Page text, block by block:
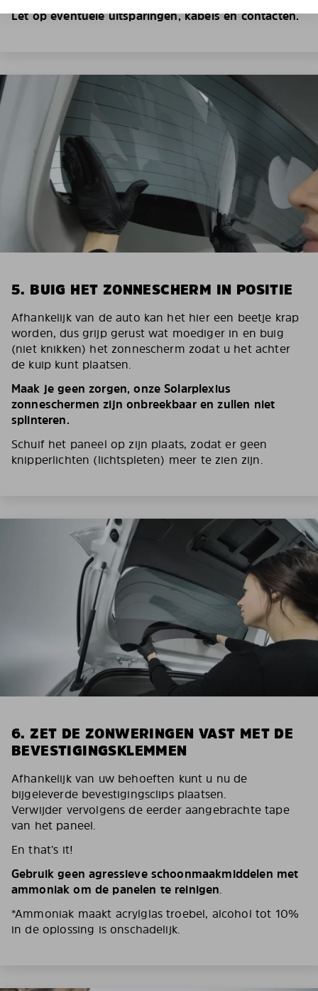
Let op eventuele uitsparingen, kabels en contacten.
5. BUIG HET ZONNESCHERM IN POSITIE
Afhankelijk van de auto kan het hier een beetje krap
worden, dus grijp gerust wat moediger in en buig
(niet knikken) het zonnescherm zodat u het achter
de kuip kunt plaatsen.
Maak je geen zorgen, onze Solarplexius
zonneschermen zijn onbreekbaar en zullen niet
splinteren.
Schuif het paneel op zijn plaats, zodat er geen
knipperlichten (lichtspleten) meer te zien zijn.
6. ZET DE ZONWERINGEN VAST MET DE
BEVESTIGINGSKLEMMEN
Afhankelijk van uw behoeften kunt u nu de
bijgeleverde bevestigingsclips plaatsen.
Verwijder vervolgens de eerder aangebrachte tape
van het paneel.
En that’s it!
Gebruik geen agressieve schoonmaakmiddelen met
ammoniak om de panelen te reinigen.
*Ammoniak maakt acrylglas troebel, alcohol tot 10%
in de oplossing is onschadelijk.